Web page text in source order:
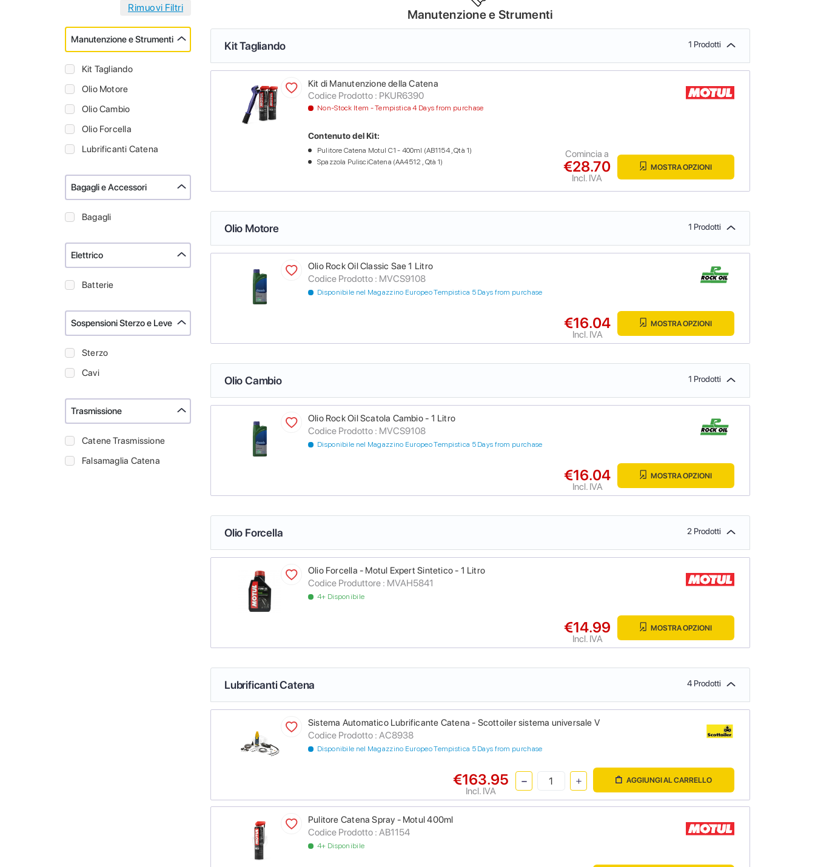
Manutenzione e Strumenti
Kit Tagliando
Olio Motore
Olio Cambio
Olio Forcella
Lubrificanti Catena
Bagagli e Accessori
Bagagli
Elettrico
Batterie
Sospensioni Sterzo e Leve
Sterzo
Cavi
Trasmissione
Catene Trasmissione
Falsamaglia Catena
Manutenzione e Strumenti
Kit Tagliando 1 Prodotti
Kit di Manutenzione della Catena
Codice Prodotto : PKUR6390
Non-Stock Item - Tempistica 4 Days from purchase
Contenuto del Kit:
Pulitore Catena Motul C1 - 400ml (AB1154 , Qtà 1)
Spazzola PulisciCatena (AA4512 , Qtà 1)
€28.70
Incl. IVA
Comincia a
MOSTRA OPZIONI
Olio Motore 1 Prodotti
Olio Rock Oil Classic Sae 1 Litro
Codice Prodotto : MVCS9108
Disponibile nel Magazzino Europeo Tempistica 5 Days from purchase
€16.04
Incl. IVA
MOSTRA OPZIONI
Olio Cambio 1 Prodotti
Olio Rock Oil Scatola Cambio - 1 Litro
Codice Prodotto : MVCS9108
Disponibile nel Magazzino Europeo Tempistica 5 Days from purchase
€16.04
Incl. IVA
MOSTRA OPZIONI
Olio Forcella 2 Prodotti
Olio Forcella - Motul Expert Sintetico - 1 Litro
Codice Produttore : MVAH5841
4+ Disponibile
€14.99
Incl. IVA
MOSTRA OPZIONI
Lubrificanti Catena 4 Prodotti
Sistema Automatico Lubrificante Catena - Scottoiler sistema universale V
Codice Prodotto : AC8938
Disponibile nel Magazzino Europeo Tempistica 5 Days from purchase
€163.95
Incl. IVA
AGGIUNGI AL CARRELLO
Pulitore Catena Spray - Motul 400ml
Codice Prodotto : AB1154
4+ Disponibile